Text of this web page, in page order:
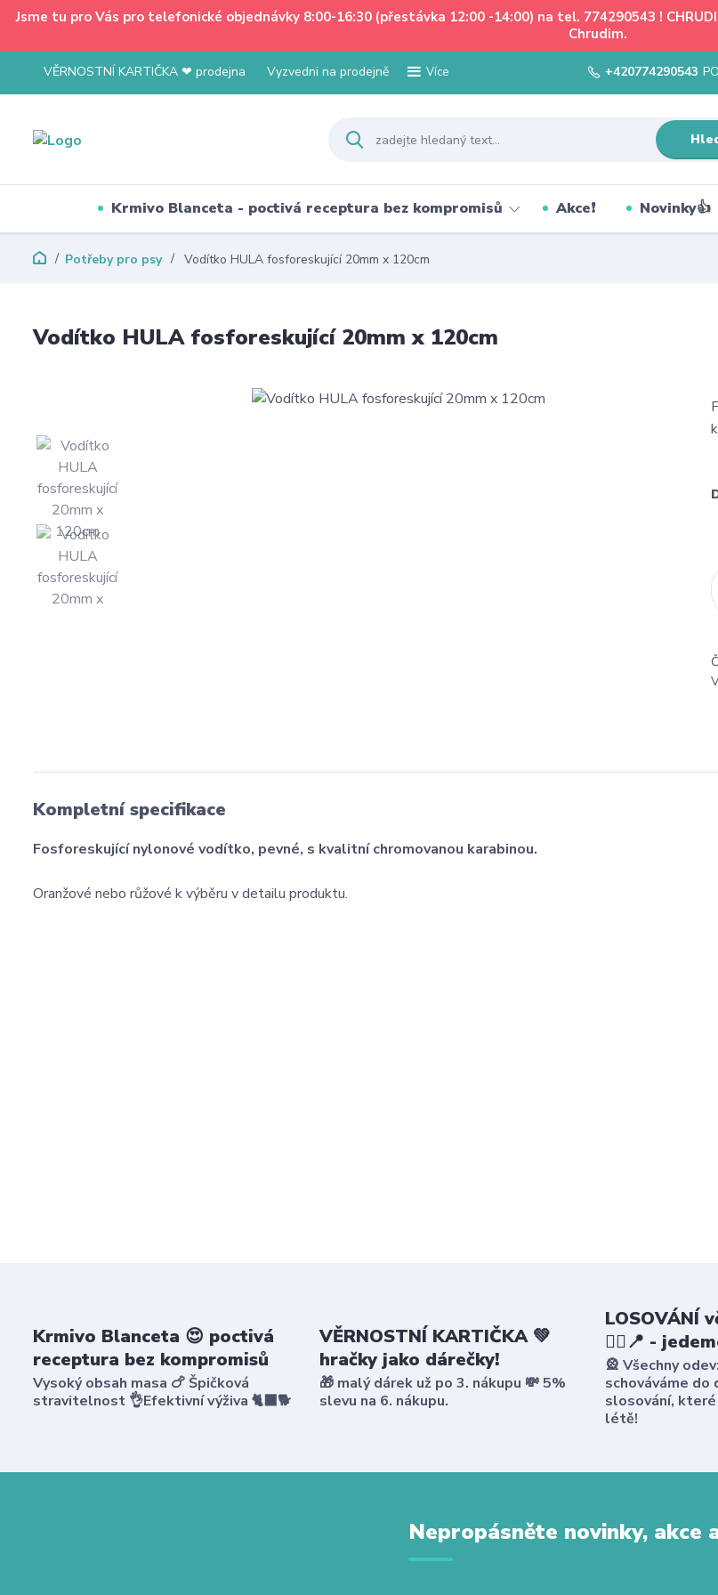
Jsme tu pro Vás pro telefonické objednávky 8:00-16:30 (přestávka 12:00 -14:00) na tel. 774290543 !
Chrudim.
VĚRNOSTNÍ KARTIČKA ❤ prodejna Vyzvedni na prodejně Více +420774290543
Krmivo Blanceta - poctivá receptura bez kompromisů Akce❗ Novinky👍
Potřeby pro psy Vodítko HULA fosforeskující 20mm x 120cm
Vodítko HULA fosforeskující 20mm x 120cm
Kompletní specifikace
Fosforeskující nylonové vodítko, pevné, s kvalitní chromovanou karabinou.
Oranžové nebo růžové k výběru v detailu produktu.
Krmivo Blanceta 😍 poctivá
receptura bez kompromisů
Vysoký obsah masa 🍗 Špičková
stravitelnost 👌Efektivní výživa 🐈‍⬛🐕
VĚRNOSTNÍ KARTIČKA 💚
hračky jako dárečky!
🎁 malý dárek už po 3. nákupu 💸 5%
slevu na 6. nákupu.
LOSOVÁNÍ
🤸‍♀️📍 -
🎡 Všechny
schováváme do
slosování,
létě!
Nepropásněte novinky, akce